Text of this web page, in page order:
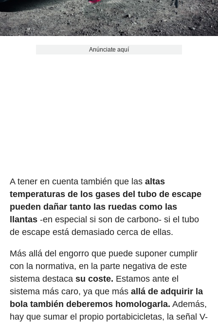
Anúnciate aquí
A tener en cuenta también que lasaltas
temperaturas de los gases del tubo de escape
pueden dañar tanto las ruedas como las
llantas-en especial si son de carbono- si el tubo
de escape está demasiado cerca de ellas.
Más allá del engorro que puede suponer cumplir
con la normativa, en la parte negativa de este
sistema destaca su coste. Estamos ante el
sistema más caro, ya que más allá de adquirir la
bola también deberemos homologarla. Además,
hay que sumar el propio portabicicletas, la señal V-